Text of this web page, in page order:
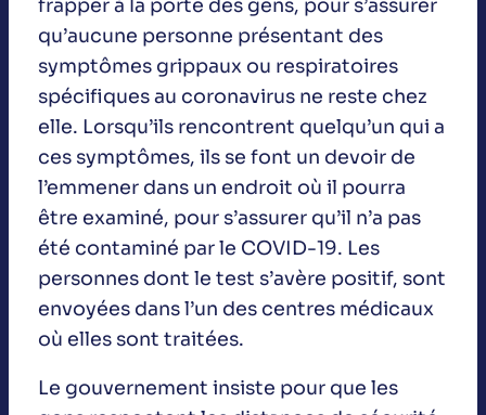
frapper à la porte des gens, pour s’assurer
qu’aucune personne présentant des
symptômes grippaux ou respiratoires
spécifiques au coronavirus ne reste chez
elle. Lorsqu’ils rencontrent quelqu’un qui a
ces symptômes, ils se font un devoir de
l’emmener dans un endroit où il pourra
être examiné, pour s’assurer qu’il n’a pas
été contaminé par le COVID-19. Les
personnes dont le test s’avère positif, sont
envoyées dans l’un des centres médicaux
où elles sont traitées.
Le gouvernement insiste pour que les